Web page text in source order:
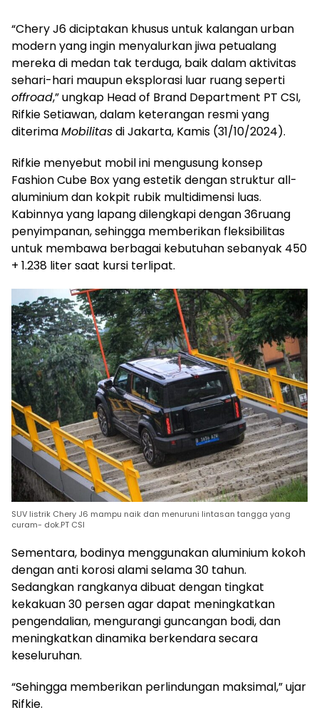
“Chery J6 diciptakan khusus untuk kalangan urban
modern yang ingin menyalurkan jiwa petualang
mereka di medan tak terduga, baik dalam aktivitas
sehari-hari maupun eksplorasi luar ruang seperti
offroad,” ungkap Head of Brand Department PT CSI,
Rifkie Setiawan, dalam keterangan resmi yang
diterimaMobilitasdi Jakarta, Kamis (31/10/2024).
Rifkie menyebut mobil ini mengusung konsep
Fashion Cube Box yang estetik dengan struktur all-
aluminium dan kokpit rubik multidimensi luas.
Kabinnya yang lapang dilengkapi dengan 36ruang
penyimpanan, sehingga memberikan fleksibilitas
untuk membawa berbagai kebutuhan sebanyak 450
+ 1.238 liter saat kursi terlipat.
SUV listrik Chery J6 mampu naik dan menuruni lintasan tangga yang
curam- dok.PT CSI
Sementara, bodinya menggunakan aluminium kokoh
dengan anti korosi alami selama 30 tahun.
Sedangkan rangkanya dibuat dengan tingkat
kekakuan 30 persen agar dapat meningkatkan
pengendalian, mengurangi guncangan bodi, dan
meningkatkan dinamika berkendara secara
keseluruhan.
“Sehingga memberikan perlindungan maksimal,” ujar
Rifkie.